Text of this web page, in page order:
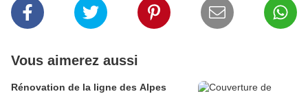
Vous aimerez aussi
Rénovation de la ligne des Alpes